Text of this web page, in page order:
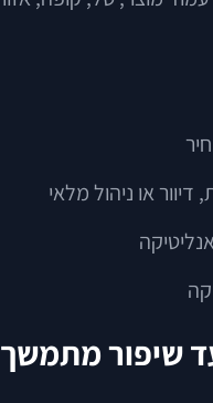
שיפור מתמשך